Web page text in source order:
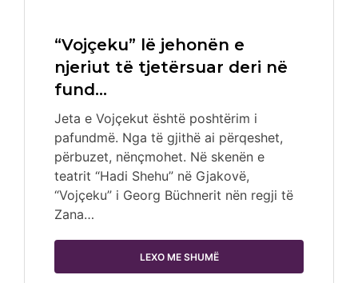
“Vojçeku” lë jehonën e
njeriut të tjetërsuar deri në
fund…
Jeta e Vojçekut është poshtërim i
pafundmë. Nga të gjithë ai përqeshet,
përbuzet, nënçmohet. Në skenën e
teatrit “Hadi Shehu” në Gjakovë,
“Vojçeku” i Georg Büchnerit nën regji të
Zana…
LEXO ME SHUMË